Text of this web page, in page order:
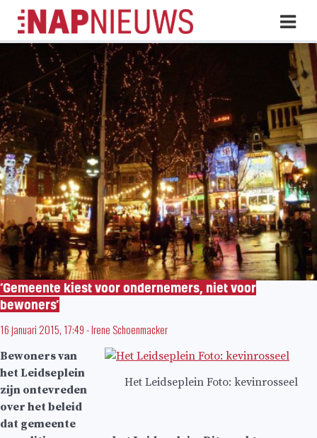
Skip
naar
inhoud
‘Gemeente kiest voor ondernemers, niet voor
bewoners’
16 januari 2015, 17:49-Irene Schoenmacker
Het Leidseplein Foto: kevinrosseel
Bewoners van
het Leidseplein
zijn ontevreden
over het beleid
dat gemeente